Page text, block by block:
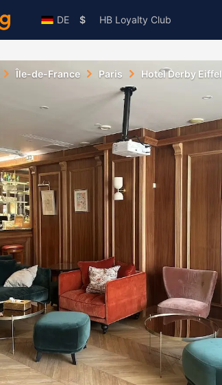
DE $ HB Loyalty Club
Île-de-France Paris Hotel Derby Eiffel